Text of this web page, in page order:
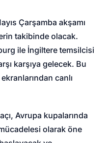
Çarşamba akşamı
takibinde olacak.
ile İngiltere temsilcisi
karşıya gelecek. Bu
canlı
Avrupa kupalarında
olarak öne